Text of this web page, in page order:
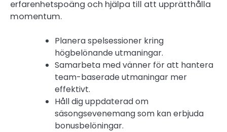
erfarenhetspoäng och hjälpa till att upprätthålla
momentum.
Planera spelsessioner kring
högbelönande utmaningar.
Samarbeta med vänner för att hantera
team-baserade utmaningar mer
effektivt.
Håll dig uppdaterad om
säsongsevenemang som kan erbjuda
bonusbelöningar.